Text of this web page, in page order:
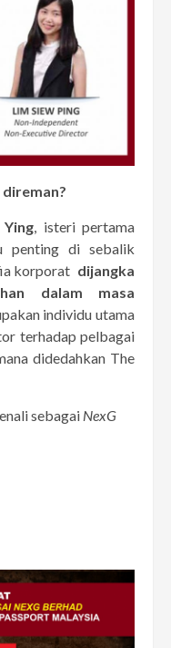
direman?
, isteri pertama
penting di sebalik
korporat dijangka
dalam masa
individu utama
terhadap pelbagai
didedahkan The
sebagai NexG